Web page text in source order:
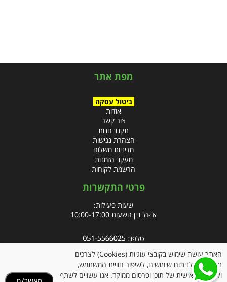
מפת אתר
ביטול עסקה
אודות
צור קשר
תקנון חנות
הצהרת נגישות
מדיניות משלוח
מעקב הזמנות
הרשמת לקוחות
פרטי התקשרות
שעות פעילות:
א'-ה' בין השעות 10:00-17:00
טלפון:
אימייל:info@clubpharm.co.il
האתר עושה שימוש בקובצי עוגיות (Cookies) לצרכים
תפעוליים, לניתוח שימושים, לשיפור חוויית המשתמש,
ולהתאמה אישית של תוכן ופרסום ממוקד. אנו עשויים לשתף